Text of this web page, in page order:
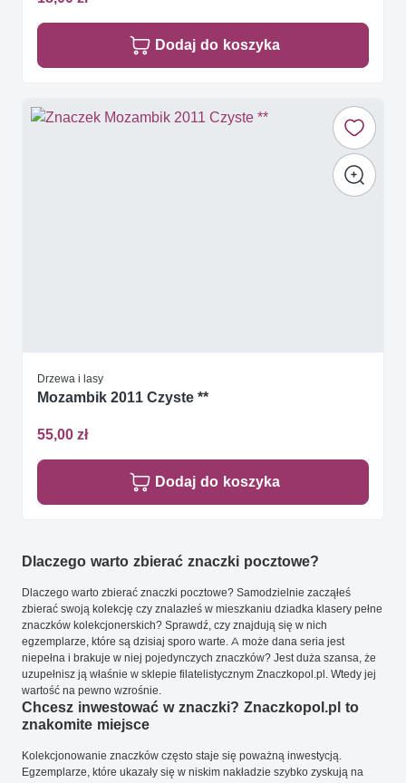
Dodaj do koszyka
Drzewa i lasy
Mozambik 2011 Czyste **
55,00 zł
Dodaj do koszyka
Dlaczego warto zbierać znaczki pocztowe?
Dlaczego warto zbierać znaczki pocztowe? Samodzielnie zacząłeś
zbierać swoją kolekcję czy znalazłeś w mieszkaniu dziadka klasery pełne
znaczków kolekcjonerskich? Sprawdź, czy znajdują się w nich
egzemplarze, które są dzisiaj sporo warte. A może dana seria jest
niepełna i brakuje w niej pojedynczych znaczków? Jest duża szansa, że
uzupełnisz ją właśnie w sklepie filatelistycznym Znaczkopol.pl. Wtedy jej
wartość na pewno wzrośnie.
Chcesz inwestować w znaczki? Znaczkopol.pl to
znakomite miejsce
Kolekcjonowanie znaczków często staje się poważną inwestycją.
Egzemplarze, które ukazały się w niskim nakładzie szybko zyskują na